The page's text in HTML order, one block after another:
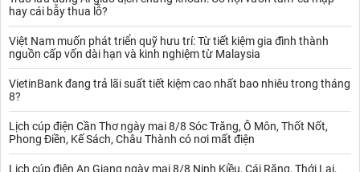
khoảng từ 35°C đến 200°C, thấp hơn so với nhiều loại nhiên liệu
khác như dầu diesel. Điều này giúp xăng RON 95 dễ dàng bay
hơi, một đặc tính quan trọng để đảm bảo rằng xăng có thể hòa
trộn tốt với không khí trong quá trình đốt cháy bên trong động cơ.
tan trong nước. Do tính chất bay hơi nhanh, xăng RON 95 có xu
tính nguy hiểm cao khi bảo quản và vận chuyển. Khả năng dễ bay
hơi cũng là một yếu tố giúp xăng RON 95 cháy hiệu quả hơn
trong động cơ đốt trong, giảm thiểu sự mất mát nhiên liệu trong
hay cái bẫy thua lỗ?
Việt Nam muốn phát triển quỹ hưu trí: Từ tiết kiệm gia đình thành
nguồn cấp vốn dài hạn và kinh nghiệm từ Malaysia
VietinBank đang trả lãi suất tiết kiệm cao nhất bao nhiêu trong tháng
8?
Lịch cúp điện Cần Thơ ngày mai 8/8 Sóc Trăng, Ô Môn, Thốt Nốt,
Phong Điền, Kế Sách, Châu Thành có nơi mất điện
Lịch cúp điện An Giang ngày mai 8/8 Ninh Kiều, Cái Răng, Thới Lai,